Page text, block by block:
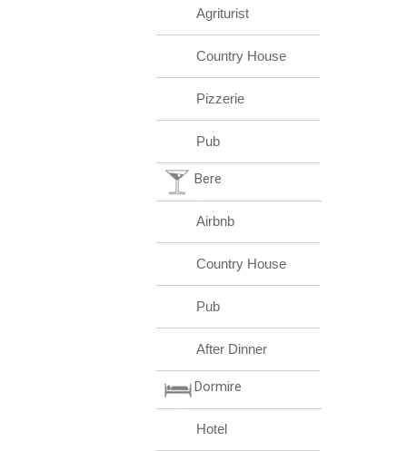
Agriturist
Country House
Pizzerie
Pub
Bere
Airbnb
Country House
Pub
After Dinner
Dormire
Hotel